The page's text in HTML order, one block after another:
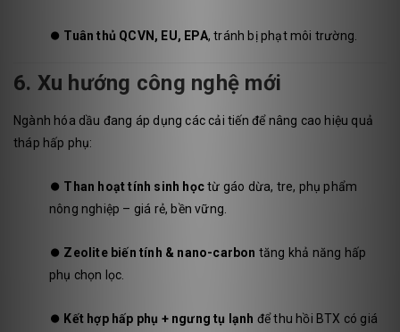
⏺️ Tuân thủ QCVN, EU, EPA, tránh bị phạt môi trường.
6. Xu hướng công nghệ mới
Ngành hóa dầu đang áp dụng các cải tiến để nâng cao hiệu quả
tháp hấp phụ:
⏺️ Than hoạt tính sinh họctừ gáo dừa, tre, phụ phẩm
nông nghiệp – giá rẻ, bền vững.
⏺️ Zeolite biến tính & nano-carbon tăng khả năng hấp
phụ chọn lọc.
⏺️ Kết hợp hấp phụ + ngưng tụ lạnh để thu hồi BTX có giá